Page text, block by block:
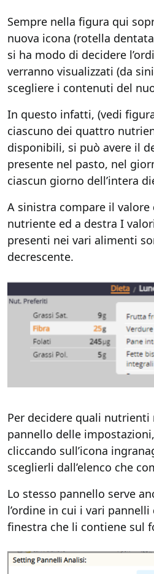
Sempre nella figura qui
nuova icona (rotella
si ha modo di decidere
verranno visualizzati (da
scegliere i contenuti del
In questo infatti, (vedi
ciascuno dei quattro
disponibili, si può avere il
presente nel pasto, nel
ciascun giorno dell’intera
A sinistra compare il valore
nutriente ed a destra I
presenti nei vari alimenti
decrescente.
Per decidere quali
pannello delle
cliccando sull’icona
sceglierli dall’elenco che
Lo stesso pannello serve
l’ordine in cui i vari
finestra che li contiene sul